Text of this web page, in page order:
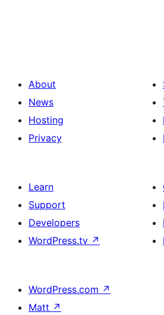
About
News
Hosting
Privacy
Learn
Support
Developers
WordPress.tv ↗
WordPress.com ↗
Matt ↗